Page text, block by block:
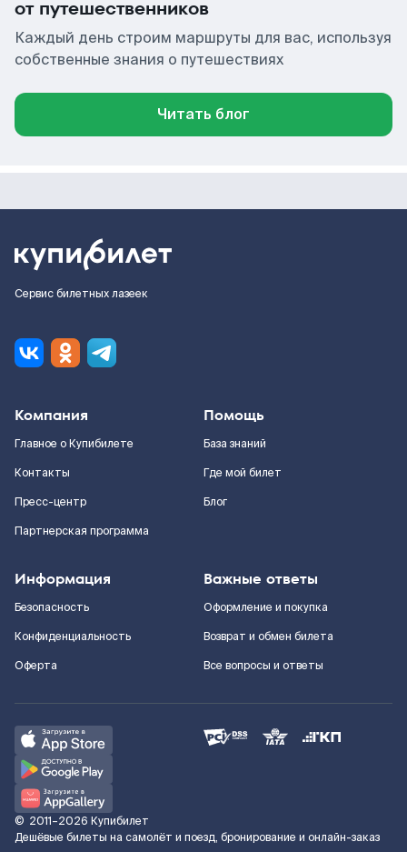
от путешественников
Каждый день строим маршруты для вас, используя
собственные знания о путешествиях
Читать блог
Сервис билетных лазеек
Компания
Главное о Купибилете
Контакты
Пресс-центр
Партнерская программа
Помощь
База знаний
Где мой билет
Блог
Информация
Безопасность
Конфиденциальность
Оферта
Важные ответы
Оформление и покупка
Возврат и обмен билета
Все вопросы и ответы
© 2011–2026 Купибилет
Дешёвые билеты на самолёт и поезд, бронирование и онлайн-заказ